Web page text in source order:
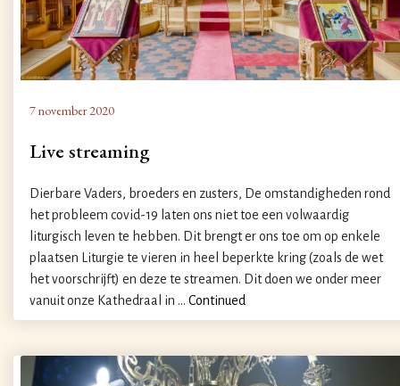
7 november 2020
Live streaming
Dierbare Vaders, broeders en zusters, De omstandigheden rond
het probleem covid-19 laten ons niet toe een volwaardig
liturgisch leven te hebben. Dit brengt er ons toe om op enkele
plaatsen Liturgie te vieren in heel beperkte kring (zoals de wet
het voorschrijft) en deze te streamen. Dit doen we onder meer
vanuit onze Kathedraal in … Continued